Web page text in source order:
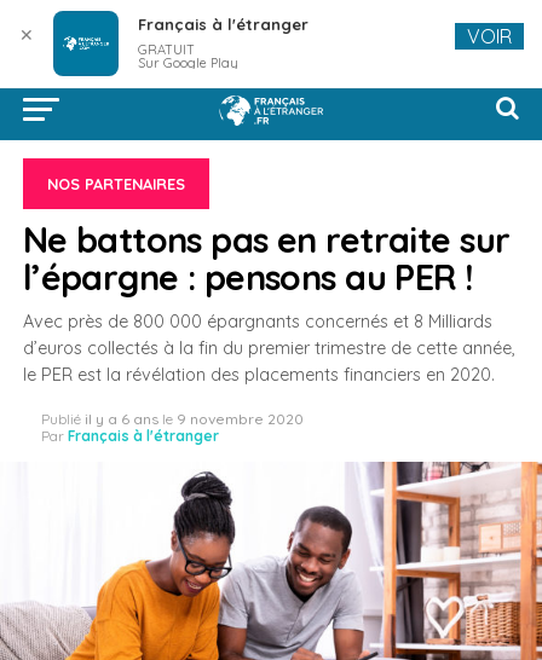
NOS PARTENAIRES
Ne battons pas en retraite sur
l’épargne : pensons au PER !
Avec près de 800 000 épargnants concernés et 8 Milliards
d’euros collectés à la fin du premier trimestre de cette année,
le PER est la révélation des placements financiers en 2020.
Publié il y a 6 ans le 9 novembre 2020
Par Français à l'étranger
✕ Français à l'étranger
GRATUIT
Sur Google Play
VOIR